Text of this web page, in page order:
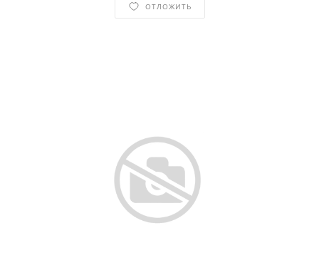
ОТЛОЖИТЬ